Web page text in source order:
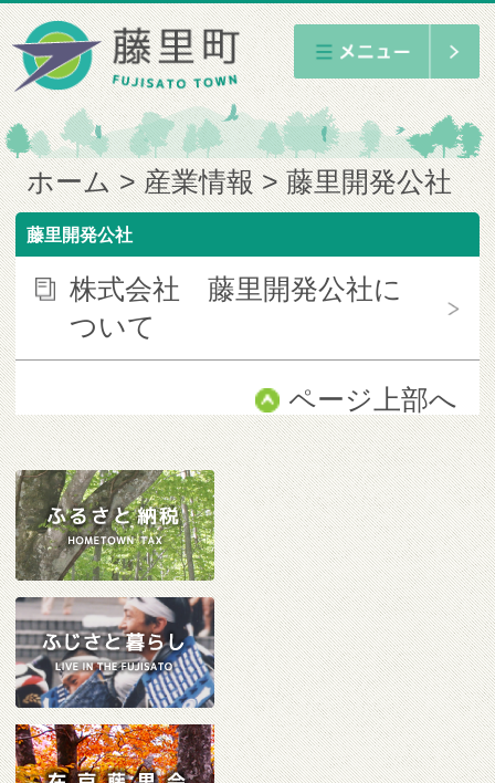
ホーム 産業情報 藤里開発公社
藤里開発公社
株式会社 藤里開発公社に
ついて
ページ上部へ